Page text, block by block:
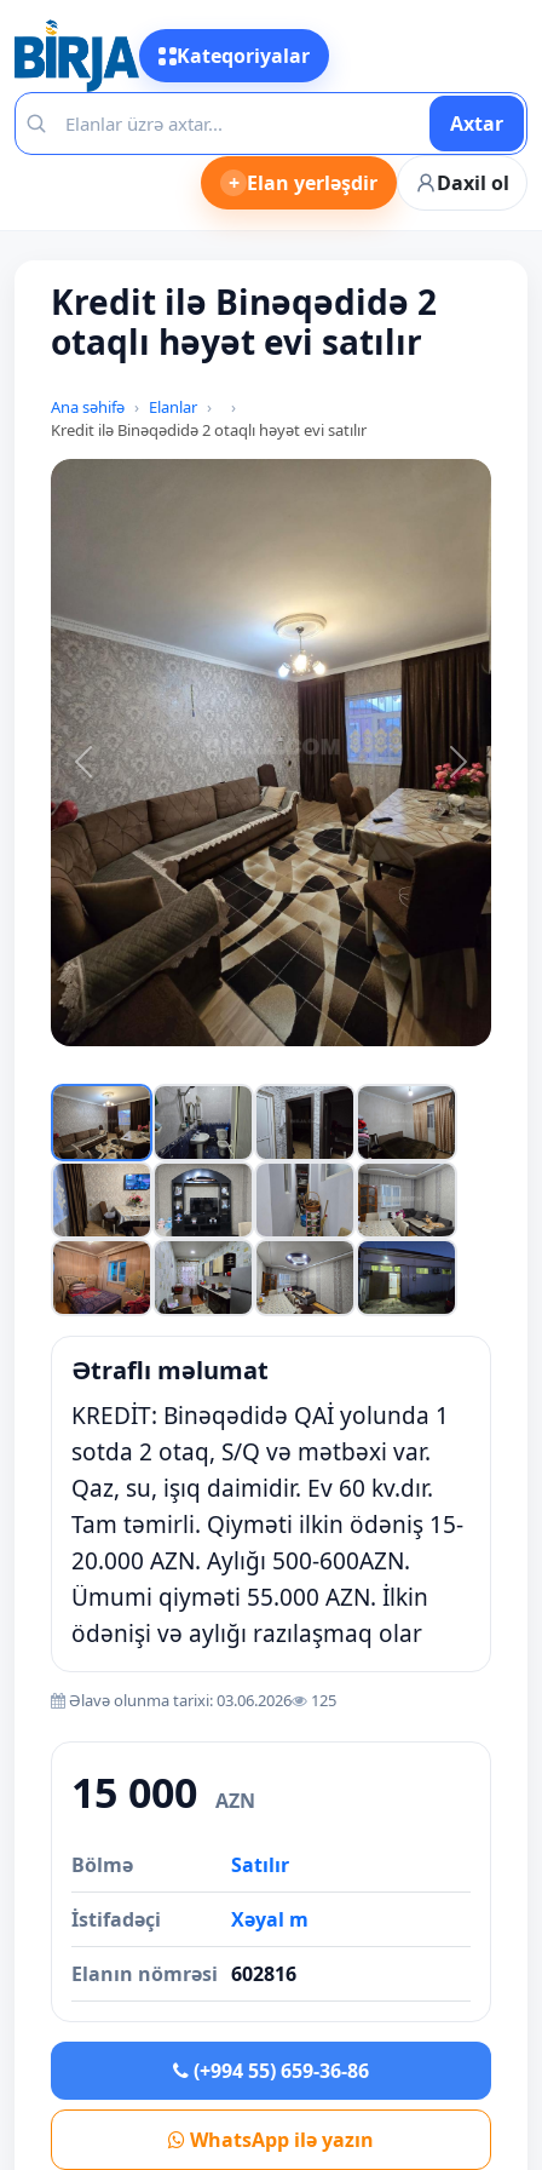
Kateqoriyalar
Axtar
+ Elan yerləşdir Daxil ol
Kredit ilə Binəqədidə 2
otaqlı həyət evi satılır
Ana səhifə
Elanlar
Kredit ilə Binəqədidə 2 otaqlı həyət evi satılır
Prev Next
Ətraflı məlumat
KREDİT: Binəqədidə QAİ yolunda 1
sotda 2 otaq, S/Q və mətbəxi var.
Qaz, su, işıq daimidir. Ev 60 kv.dır.
Tam təmirli. Qiyməti ilkin ödəniş 15-
20.000 AZN. Aylığı 500-600AZN.
Ümumi qiyməti 55.000 AZN. İlkin
ödənişi və aylığı razılaşmaq olar
Əlavə olunma tarixi: 03.06.2026 125
15 000 AZN
Bölmə Satılır
İstifadəçi Xəyal m
Elanın nömrəsi 602816
(+994 55) 659-36-86
WhatsApp ilə yazın